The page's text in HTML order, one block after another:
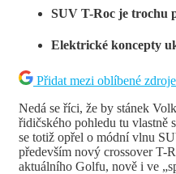
SUV T-Roc je trochu
Elektrické koncepty
Přidat mezi oblíbené
Nedá se říci, že by stánek
řidičského pohledu tu
se totiž opřel o módní vlnu
především nový crossover T-
aktuálního Golfu, nově i ve